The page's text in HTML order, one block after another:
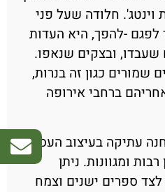
חלודה שעל פני
-להפך, היא העדות
שעבדו, ובצקים שנאפו.
כגון זה בנרות,
ברחבי אירופה
עתיקה בעיצוב העסק
ומגוונות. ניתן
ספרים ישנים וצמח